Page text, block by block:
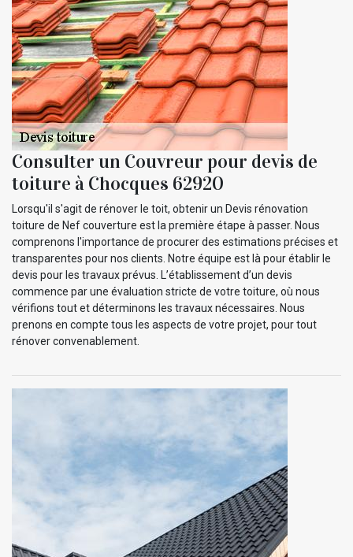
Consulter un Couvreur pour devis de
toiture à Chocques 62920
Lorsqu'il s'agit de rénover le toit, obtenir un Devis rénovation
toiture de Nef couverture est la première étape à passer. Nous
comprenons l'importance de procurer des estimations précises et
transparentes pour nos clients. Notre équipe est là pour établir le
devis pour les travaux prévus. L’établissement d’un devis
commence par une évaluation stricte de votre toiture, où nous
vérifions tout et déterminons les travaux nécessaires. Nous
prenons en compte tous les aspects de votre projet, pour tout
rénover convenablement.